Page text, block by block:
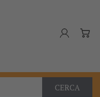
CERCA